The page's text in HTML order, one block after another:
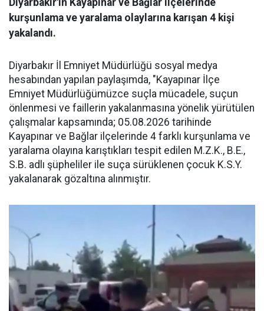
kurşunlama ve yaralama olaylarına karışan 4 kişi
yakalandı.
Diyarbakır İl Emniyet Müdürlüğü sosyal medya
hesabından yapılan paylaşımda, "Kayapınar İlçe
Emniyet Müdürlüğümüzce suçla mücadele, suçun
önlenmesi ve faillerin yakalanmasına yönelik yürütülen
çalışmalar kapsamında; 05.08.2026 tarihinde
Kayapınar ve Bağlar ilçelerinde 4 farklı kurşunlama ve
yaralama olayına karıştıkları tespit edilen M.Z.K., B.E.,
S.B. adlı şüpheliler ile suça sürüklenen çocuk K.S.Y.
yakalanarak gözaltına alınmıştır.